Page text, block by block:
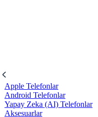
Apple Telefonlar
Android Telefonlar
Yapay Zeka (AI) Telefonlar
Aksesuarlar